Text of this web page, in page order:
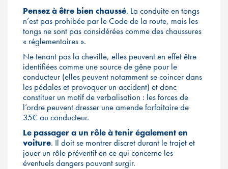
Pensez à être bien chaussé. La conduite en tongs
n’est pas prohibée par le Code de la route, mais les
tongs ne sont pas considérées comme des chaussures
« réglementaires ».
Ne tenant pas la cheville, elles peuvent en effet être
identifiées comme une source de gêne pour le
conducteur (elles peuvent notamment se coincer dans
les pédales et provoquer un accident) et donc
constituer un motif de verbalisation : les forces de
l’ordre peuvent dresser une amende forfaitaire de
35€ au conducteur.
Le passager a un rôle à tenir également en
voiture. Il doit se montrer discret durant le trajet et
jouer un rôle préventif en ce qui concerne les
éventuels dangers pouvant surgir.